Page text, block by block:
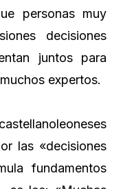
personas muy
decisiones
juntos para
expertos.
las «decisiones
fundamentos